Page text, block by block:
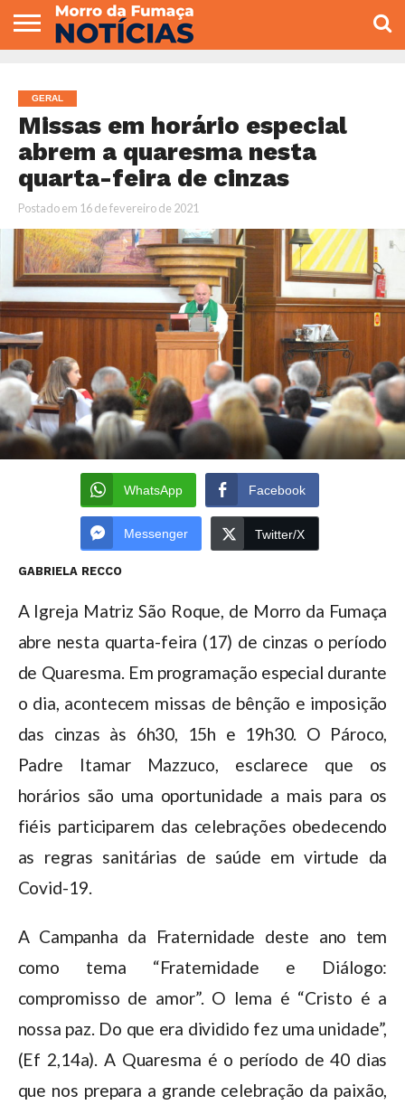
VEREADORES
GERAL
Missas em horário especial
abrem a quaresma nesta
quarta-feira de cinzas
Postado em 16 de fevereiro de 2021
WhatsApp Facebook
Messenger Twitter/X
GABRIELA RECCO
A Igreja Matriz São Roque, de Morro da Fumaça
abre nesta quarta-feira (17) de cinzas o período
de Quaresma. Em programação especial durante
o dia, acontecem missas de bênção e imposição
das cinzas às 6h30, 15h e 19h30. O Pároco,
Padre Itamar Mazzuco, esclarece que os
horários são uma oportunidade a mais para os
fiéis participarem das celebrações obedecendo
as regras sanitárias de saúde em virtude da
Covid-19.
A Campanha da Fraternidade deste ano tem
como tema “Fraternidade e Diálogo:
compromisso de amor”. O lema é “Cristo é a
nossa paz. Do que era dividido fez uma unidade”,
(Ef 2,14a). A Quaresma é o período de 40 dias
que nos prepara a grande celebração da paixão,